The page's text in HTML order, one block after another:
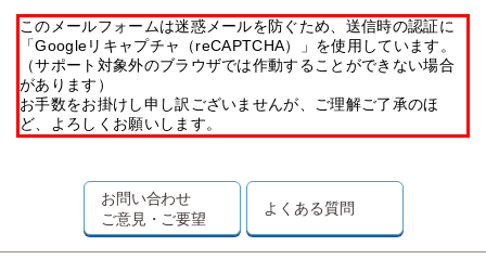
このメールフォームは迷惑メールを防ぐため、送信時の認証に
「Googleリキャプチャ（reCAPTCHA）」を使用しています。
（サポート対象外のブラウザでは作動することができない場合
があります）
お手数をお掛けし申し訳ございませんが、ご理解ご了承のほ
ど、よろしくお願いします。
お問い合わせ
ご意見・ご要望
よくある質問